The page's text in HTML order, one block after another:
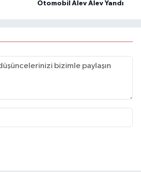
Otomobil Alev Alev Yandı